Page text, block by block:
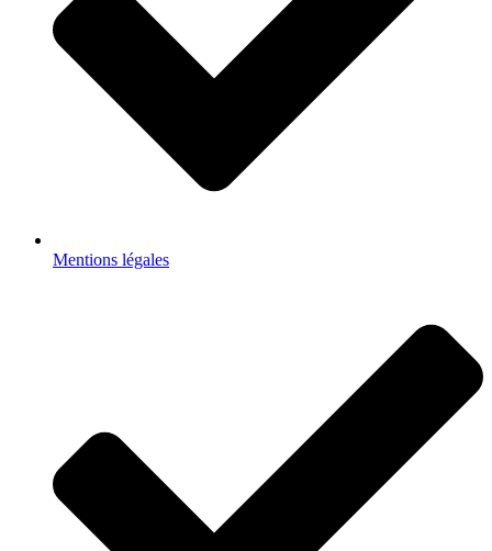
Mentions légales